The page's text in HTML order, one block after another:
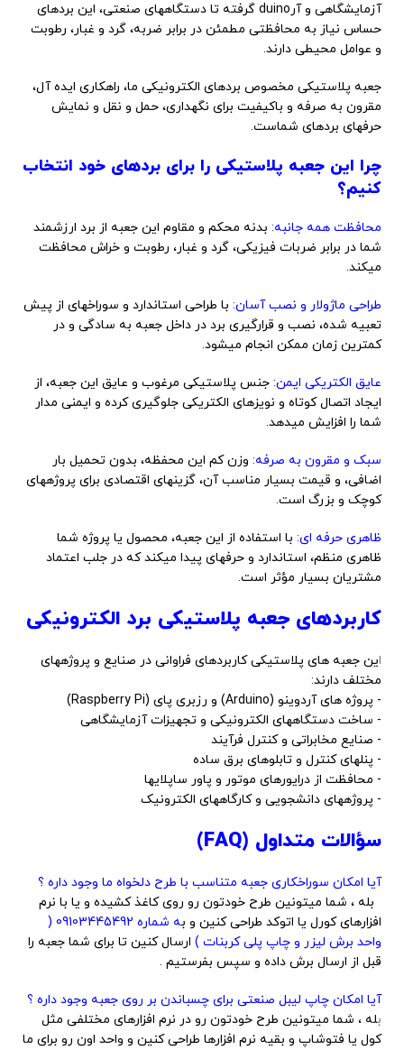
آزمایشگاهی و آرduino گرفته تا دستگاههای صنعتی، این بردهای
حساس نیاز به محافظتی مطمئن در برابر ضربه، گرد و غبار، رطوبت
و عوامل محیطی دارند.
جعبه پلاستیکی مخصوص بردهای الکترونیکی ما، راهکاری ایده آل،
مقرون به صرفه و باکیفیت برای نگهداری، حمل و نقل و نمایش
حرفهای بردهای شماست.
چرا این جعبه پلاستیکی را برای بردهای خود انتخاب
کنیم؟
محافظت همه جانبه: بدنه محکم و مقاوم این جعبه از برد ارزشمند
شما در برابر ضربات فیزیکی، گرد و غبار، رطوبت و خراش محافظت
میکند.
طراحی ماژولار و نصب آسان: با طراحی استاندارد و سوراخهای از پیش
تعبیه شده، نصب و قرارگیری برد در داخل جعبه به سادگی و در
کمترین زمان ممکن انجام میشود.
عایق الکتریکی ایمن: جنس پلاستیکی مرغوب و عایق این جعبه، از
ایجاد اتصال کوتاه و نویزهای الکتریکی جلوگیری کرده و ایمنی مدار
شما را افزایش میدهد.
سبک و مقرون به صرفه: وزن کم این محفظه، بدون تحمیل بار
اضافی، و قیمت بسیار مناسب آن، گزینهای اقتصادی برای پروژههای
کوچک و بزرگ است.
ظاهری حرفه ای: با استفاده از این جعبه، محصول یا پروژه شما
ظاهری منظم، استاندارد و حرفهای پیدا میکند که در جلب اعتماد
مشتریان بسیار مؤثر است.
کاربردهای جعبه پلاستیکی برد الکترونیکی
این جعبه های پلاستیکی کاربردهای فراوانی در صنایع و پروژههای
مختلف دارند:
- پروژه های آردوینو (Arduino) و رزبری پای (Raspberry Pi)
- ساخت دستگاههای الکترونیکی و تجهیزات آزمایشگاهی
- صنایع مخابراتی و کنترل فرآیند
- پنلهای کنترل و تابلوهای برق ساده
- محافظت از درایورهای موتور و پاور ساپلایها
- پروژههای دانشجویی و کارگاههای الکترونیک
سؤالات متداول (FAQ)
آیا امکان سوراخکاری جعبه متناسب با طرح دلخواه ما وجود داره ؟
بله ، شما میتونین طرح خودتون رو روی کاغذ کشیده و یا با نرم
افزارهای کورل یا اتوکد طراحی کنین و ب
ه شماره 09103445492 (
واحد برش لیزر و چاپ پلی کربنات ) ارسال کنین تا برای شما جعبه را
قبل از ارسال برش داده و سپس بفرستیم .
آیا امکان چاپ لیبل صنعتی برای چسباندن بر روی جعبه وجود داره ؟
بله ، شما میتونین طرح خودتون رو در نرم افزارهای مختلفی مثل
کول یا فتوشاپ و بقیه نرم افزارها طراحی کنین و واحد اون رو برای ما